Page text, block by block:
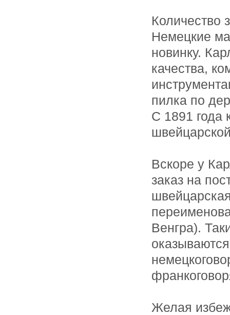
Количество
Немецкие
новинку.
качества,
пилка по
С 1891 года
Вскоре у
заказ на
Венгра).
Желая